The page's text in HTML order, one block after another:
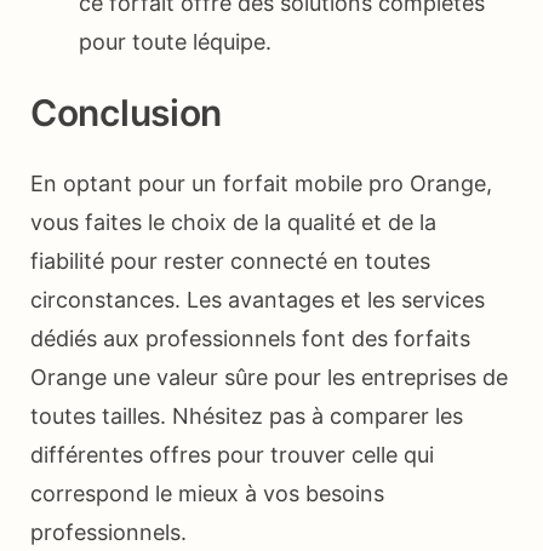
pour toute léquipe.
Conclusion
En optant pour un forfait mobile pro Orange,
vous faites le choix de la qualité et de la
fiabilité pour rester connecté en toutes
circonstances. Les avantages et les services
dédiés aux professionnels font des forfaits
Orange une valeur sûre pour les entreprises de
toutes tailles. Nhésitez pas à comparer les
différentes offres pour trouver celle qui
correspond le mieux à vos besoins
professionnels.